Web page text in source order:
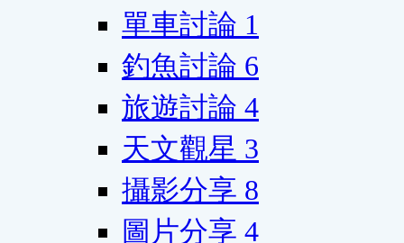
單車討論 1
釣魚討論 6
旅遊討論 4
天文觀星 3
攝影分享 8
圖片分享 4